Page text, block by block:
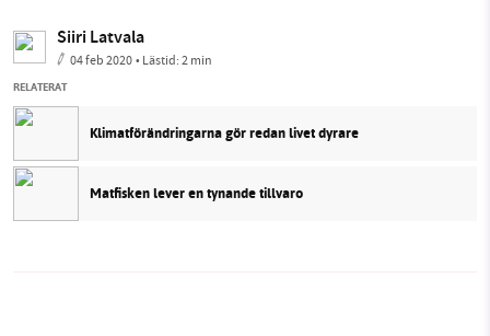
Siiri Latvala
04 feb 2020• Lästid:2 min
RELATERAT
Klimatförändringarna gör redan livet dyrare
Matfisken lever en tynande tillvaro